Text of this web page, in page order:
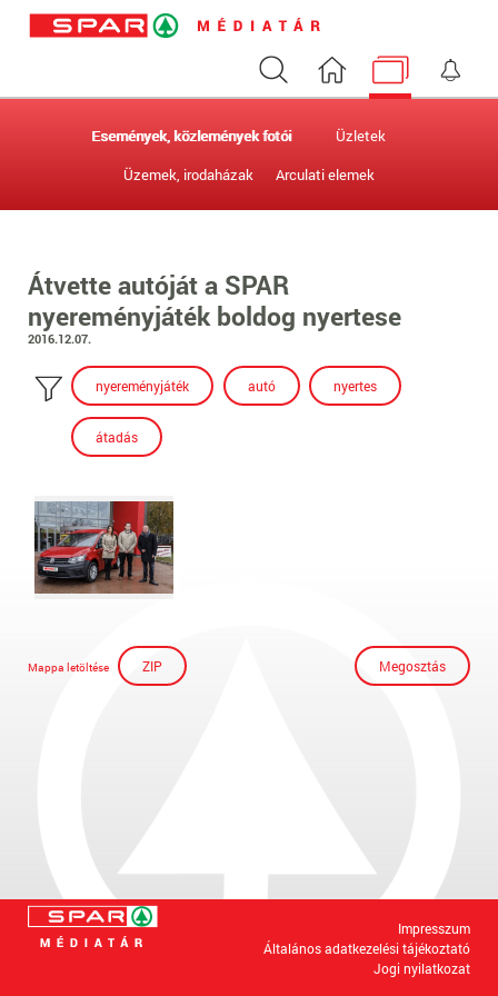
Keresés Nyitóoldal Médiatár
Események, közlemények fotói
Üzletek
Üzemek, irodaházak
Arculati elemek
Átvette autóját a SPAR
nyereményjáték boldog nyertese
2016.12.07.
nyereményjáték autó nyertes
átadás
Mappa letöltése ZIP Megosztás
Impresszum
Általános adatkezelési tájékoztató
Jogi nyilatkozat